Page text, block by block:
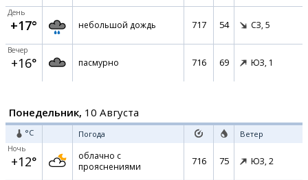
День
+17° небольшой дождь 717 54 СЗ, 5
Вечер
+16° пасмурно 716 69 ЮЗ, 1
Понедельник, 10 Августа
°C Погода Ветер
Ночь
+12°
облачно с
прояснениями
716 75 ЮЗ, 2